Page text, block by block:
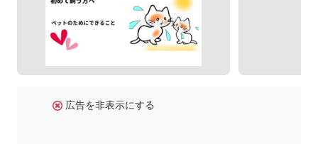
広告を非表示にする